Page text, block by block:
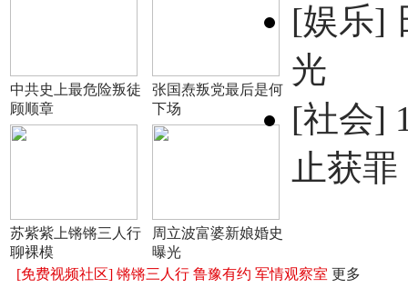
中共史上最危险叛徒
顾顺章
张国焘叛党最后是何
下场
苏紫紫上锵锵三人行
聊裸模
周立波富婆新娘婚史
曝光
[娱乐]
光
[社会]
止获罪
[免费视频社区] 锵锵三人行 鲁豫有约 军情观察室 更多